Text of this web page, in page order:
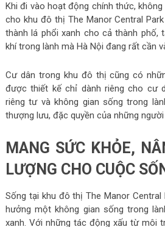
Khi đi vào hoạt động chính thức,
cho khu đô thị The Manor Central
thành lá phổi xanh cho cả thành phố,
khí trong lành mà Hà Nội đang rất cần
Cư dân trong khu đô thị cũng có
được thiết kế chỉ dành riêng cho cư
riêng tư và không gian sống trong
thượng lưu, đặc quyền của những
MANG SỨC KHỎE,
LƯỢNG CHO CUỘC
Sống tại khu đô thị The Manor
hưởng một không gian sống trong
xanh. Với những tác động xấu từ môi